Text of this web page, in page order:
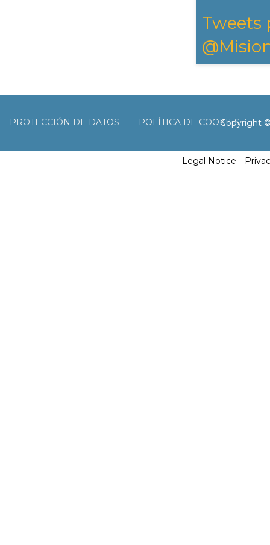
Tweets
PROTECCIÓN DE DATOS POLÍTICA DE COOKIESCopyright
Legal Notice